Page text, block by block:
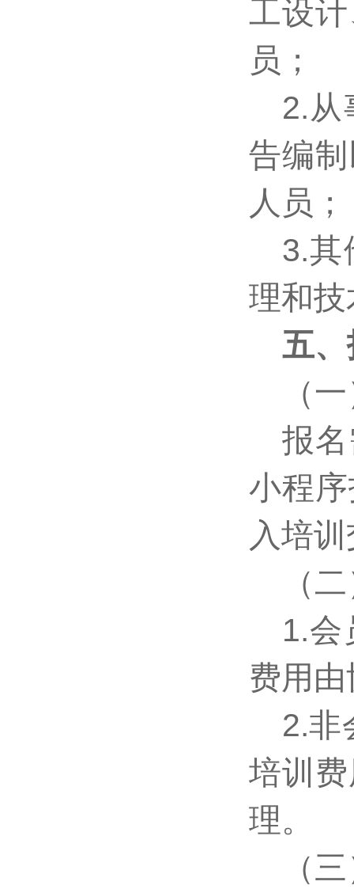
工设
员；
2.从
告编
人员；
3.其
理和
五
（
报
小程
入培
（
1.会
费用
2.非
培训
理。
（